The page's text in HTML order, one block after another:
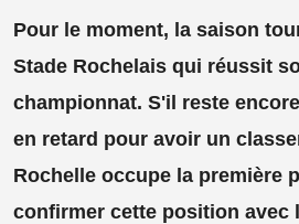
Pour le moment, la saison
Stade Rochelais qui réussit
championnat. S'il reste
en retard pour avoir un
Rochelle occupe la première
confirmer cette position avec